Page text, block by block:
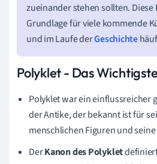
zueinander stehen sollten.
Grundlage für viele kommende
und im Laufe derGeschichte
Polyklet - Das
Polyklet war ein einflussreicher
der Antike, der bekannt ist für
menschlichen Figuren und
DerKanon des Polyklet